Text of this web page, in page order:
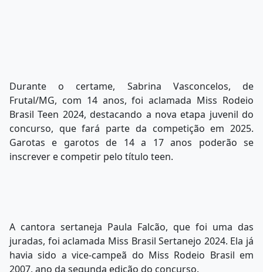
Durante o certame, Sabrina Vasconcelos, de
Frutal/MG, com 14 anos, foi aclamada Miss Rodeio
Brasil Teen 2024, destacando a nova etapa juvenil do
concurso, que fará parte da competição em 2025.
Garotas e garotos de 14 a 17 anos poderão se
inscrever e competir pelo título teen.
A cantora sertaneja Paula Falcão, que foi uma das
juradas, foi aclamada Miss Brasil Sertanejo 2024. Ela já
havia sido a vice-campeã do Miss Rodeio Brasil em
2007, ano da segunda edição do concurso.